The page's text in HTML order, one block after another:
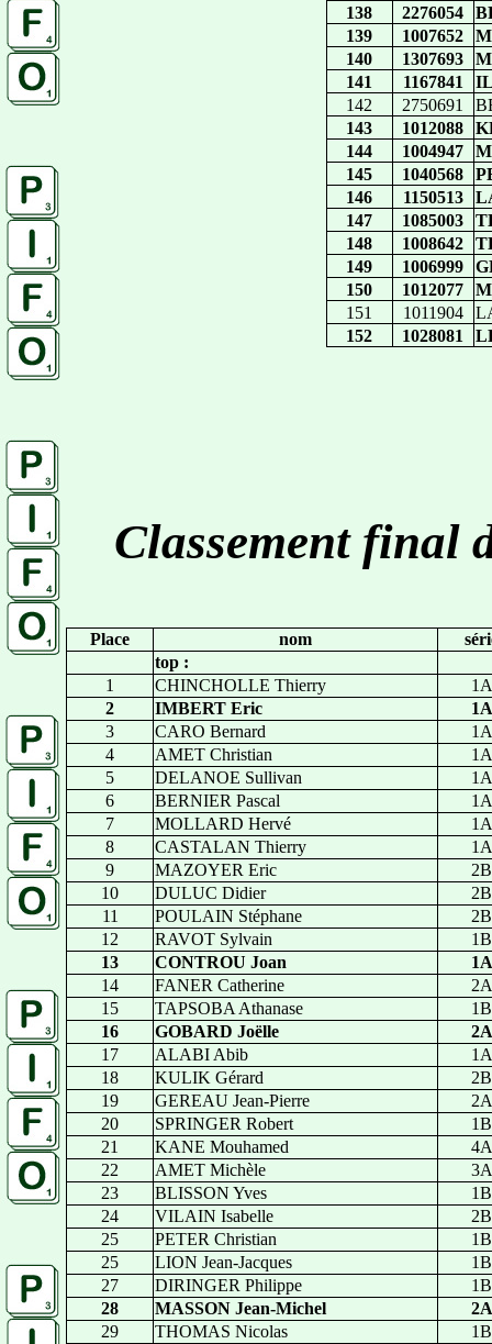
138
2276054
139
1007652
140
1307693
141
1167841
142
2750691
143
1012088
144
1004947
145
1040568
146
1150513
147
1085003
148
1008642
149
1006999
150
1012077
151
1011904
152
1028081
Classement final
Place nom
top :
1
CHINCHOLLE Thierry
1A
2
IMBERT Eric
1A
3
CARO Bernard
1A
4
AMET Christian
1A
5
DELANOE Sullivan
1A
6
BERNIER Pascal
1A
7
MOLLARD Hervé
1A
8
CASTALAN Thierry
1A
9
MAZOYER Eric
2B
10
DULUC Didier
2B
11
POULAIN Stéphane
2B
12
RAVOT Sylvain
1B
13
CONTROU Joan
1A
14
FANER Catherine
2A
15
TAPSOBA Athanase
1B
16
GOBARD Joëlle
2A
17
ALABI Abib
1A
18
KULIK Gérard
2B
19
GEREAU Jean-Pierre
2A
20
SPRINGER Robert
1B
21
KANE Mouhamed
4A
22
AMET Michèle
3A
23
BLISSON Yves
1B
24
VILAIN Isabelle
2B
25
PETER Christian
1B
25
LION Jean-Jacques
1B
27
DIRINGER Philippe
1B
28
MASSON Jean-Michel
2A
29
THOMAS Nicolas
1B